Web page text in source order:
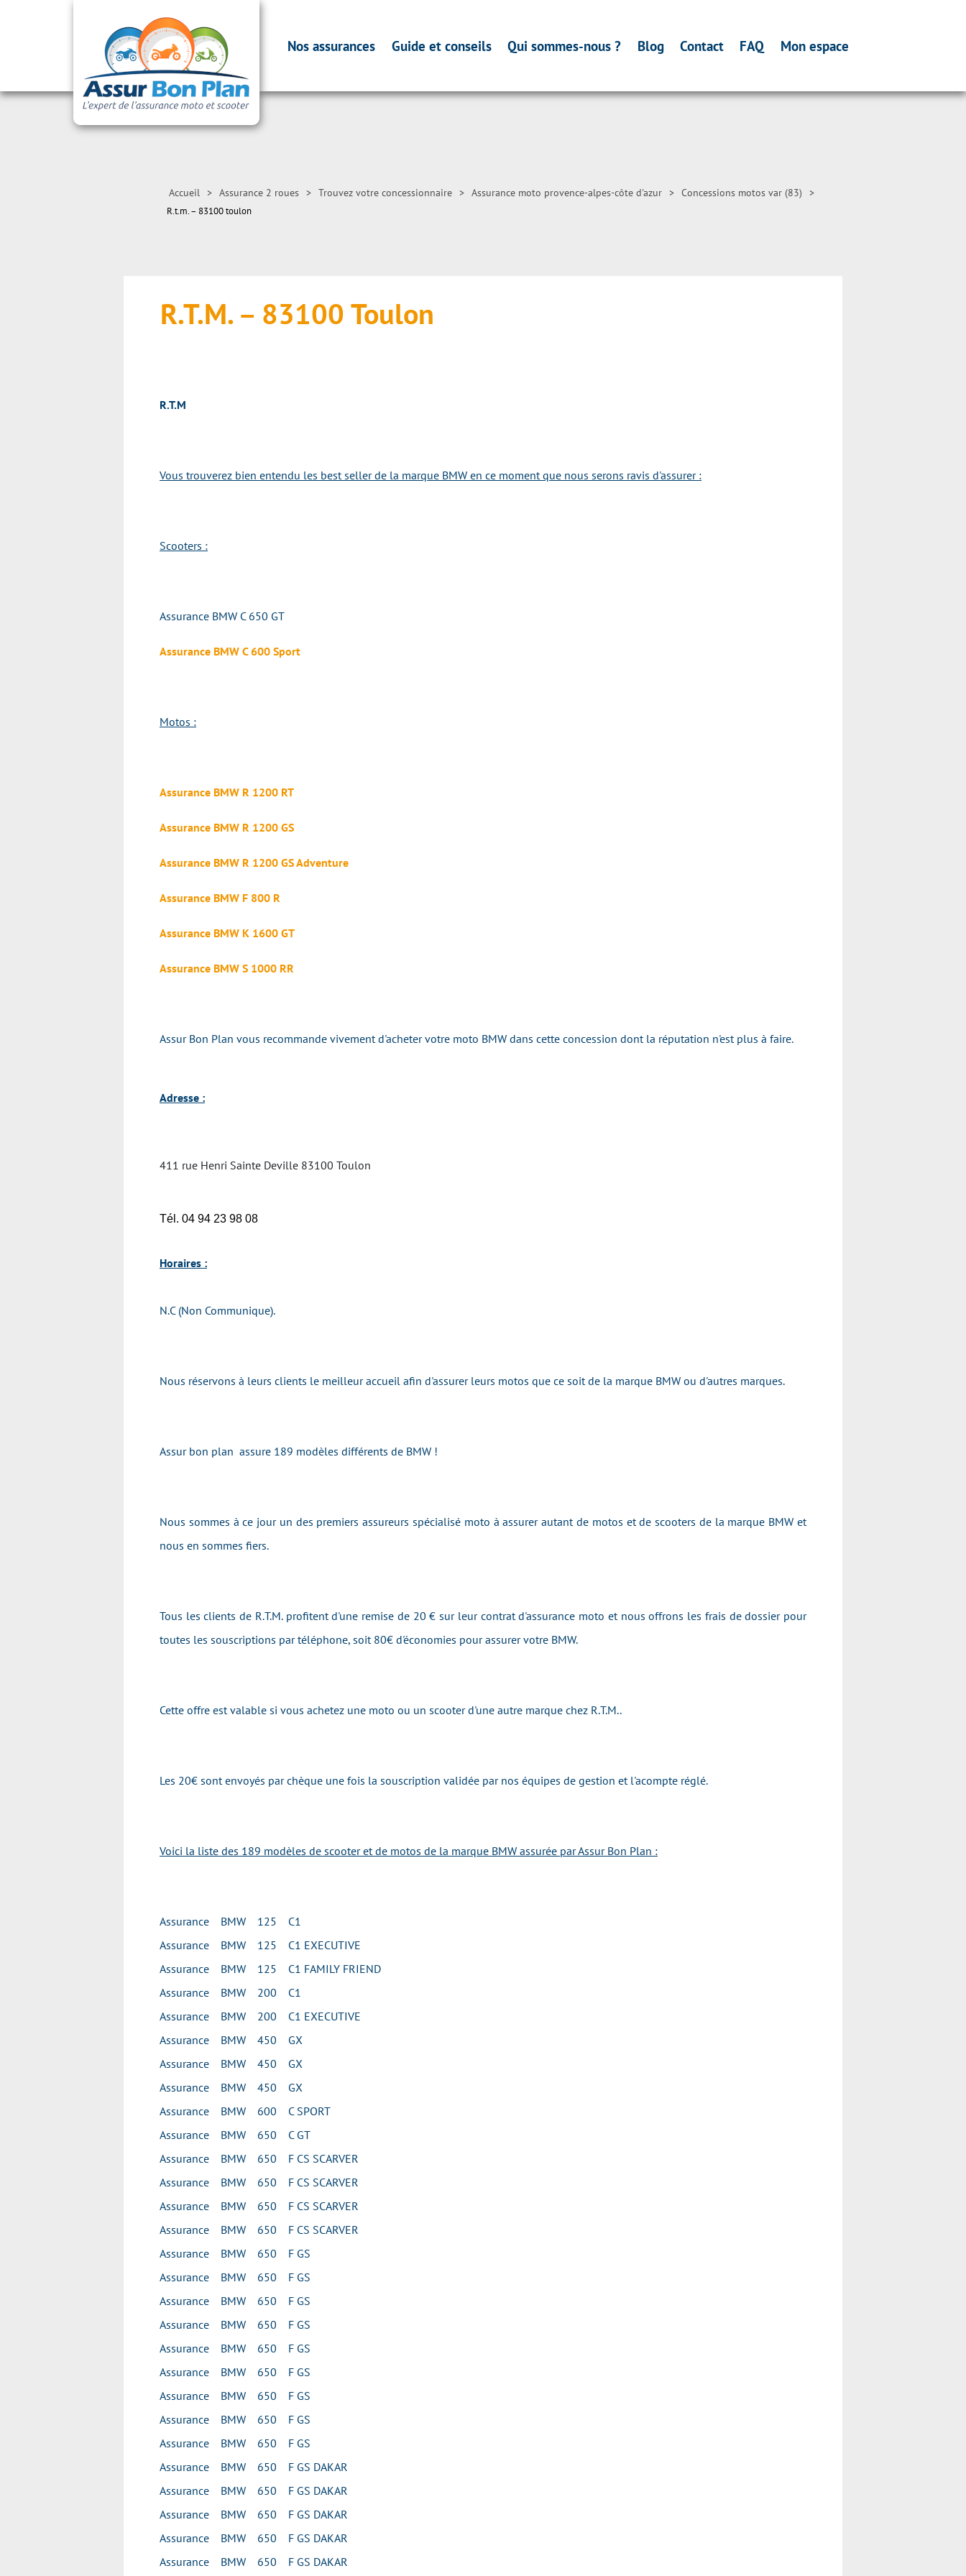
Nos assurances Guide et conseils Qui sommes-nous ? Blog Contact FAQ Mon espace
Accueil > Assurance 2 roues > Trouvez votre concessionnaire > Assurance moto provence-alpes-côte d'azur > Concessions motos var (83) >
R.t.m. – 83100 toulon
R.T.M. – 83100 Toulon
R.T.M
Vous trouverez bien entendu les best seller de la marque BMW en ce moment que nous serons ravis d'assurer :
Scooters :
Assurance BMW C 650 GT
Assurance BMW C 600 Sport
Motos :
Assurance BMW R 1200 RT
Assurance BMW R 1200 GS
Assurance BMW R 1200 GS Adventure
Assurance BMW F 800 R
Assurance BMW K 1600 GT
Assurance BMW S 1000 RR
Assur Bon Plan vous recommande vivement d'acheter votre moto BMW dans cette concession dont la réputation n'est plus à faire.
Adresse :
411 rue Henri Sainte Deville 83100 Toulon
Tél. 04 94 23 98 08
Horaires :
N.C (Non Communique).
Nous réservons à leurs clients le meilleur accueil afin d'assurer leurs motos que ce soit de la marque BMW ou d'autres marques.
Assur bon plan assure 189 modèles différents de BMW !
Nous sommes à ce jour un des premiers assureurs spécialisé moto à assurer autant de motos et de scooters de la marque BMW et
nous en sommes fiers.
Tous les clients de R.T.M. profitent d'une remise de 20 € sur leur contrat d'assurance moto et nous offrons les frais de dossier pour
toutes les souscriptions par téléphone, soit 80€ d'économies pour assurer votre BMW.
Cette offre est valable si vous achetez une moto ou un scooter d'une autre marque chez R.T.M..
Les 20€ sont envoyés par chèque une fois la souscription validée par nos équipes de gestion et l'acompte réglé.
Voici la liste des 189 modèles de scooter et de motos de la marque BMW assurée par Assur Bon Plan :
Assurance BMW 125 C1
Assurance BMW 125 C1 EXECUTIVE
Assurance BMW 125 C1 FAMILY FRIEND
Assurance BMW 200 C1
Assurance BMW 200 C1 EXECUTIVE
Assurance BMW 450 GX
Assurance BMW 450 GX
Assurance BMW 450 GX
Assurance BMW 600 C SPORT
Assurance BMW 650 C GT
Assurance BMW 650 F CS SCARVER
Assurance BMW 650 F CS SCARVER
Assurance BMW 650 F CS SCARVER
Assurance BMW 650 F CS SCARVER
Assurance BMW 650 F GS
Assurance BMW 650 F GS
Assurance BMW 650 F GS
Assurance BMW 650 F GS
Assurance BMW 650 F GS
Assurance BMW 650 F GS
Assurance BMW 650 F GS
Assurance BMW 650 F GS
Assurance BMW 650 F GS
Assurance BMW 650 F GS DAKAR
Assurance BMW 650 F GS DAKAR
Assurance BMW 650 F GS DAKAR
Assurance BMW 650 F GS DAKAR
Assurance BMW 650 F GS DAKAR